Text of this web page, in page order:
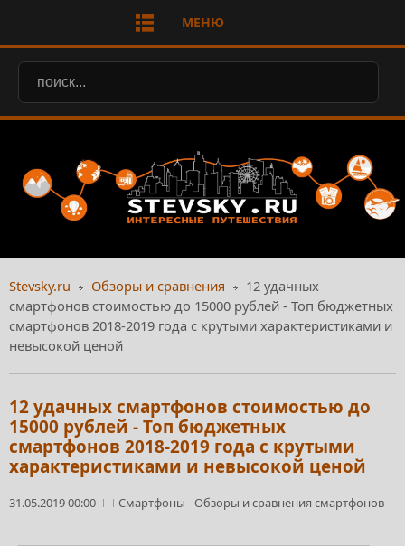
МЕНЮ
Stevsky.ru Обзоры и сравнения
12 удачных
смартфонов стоимостью до 15000 рублей - Топ бюджетных
смартфонов 2018-2019 года с крутыми характеристиками и
невысокой ценой
12 удачных смартфонов стоимостью до
15000 рублей - Топ бюджетных
смартфонов 2018-2019 года с крутыми
характеристиками и невысокой ценой
31.05.2019 00:00 Смартфоны -Обзоры и сравнения смартфонов